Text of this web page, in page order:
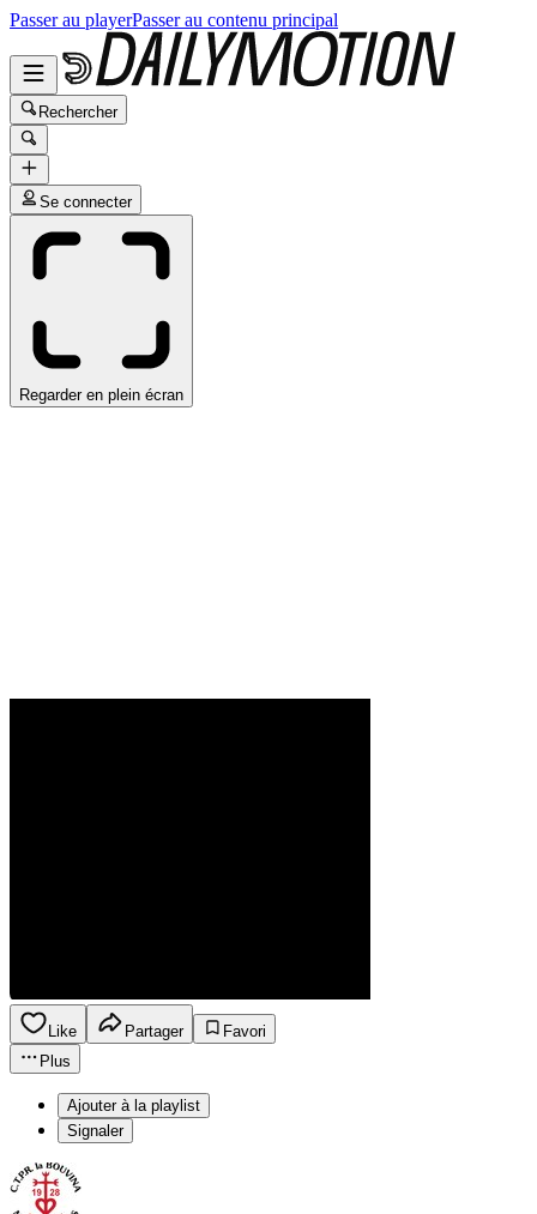
Passer au playerPasser au contenu principal
Rechercher
Se connecter
Regarder en plein écran
Like Partager
Favori
Plus
Ajouter à la playlist
Signaler